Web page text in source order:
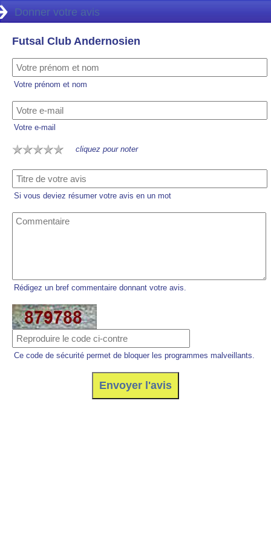
Donner votre avis
Futsal Club Andernosien
Votre prénom et nom
Votre e-mail
cliquez pour noter
Si vous deviez résumer votre avis en un mot
Rédigez un bref commentaire donnant votre avis.
Ce code de sécurité permet de bloquer les programmes malveillants.